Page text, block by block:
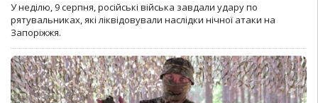
У неділю, 9 серпня, російські війська завдали удару по
рятувальниках, які ліквідовували наслідки нічної атаки на
Запоріжжя.